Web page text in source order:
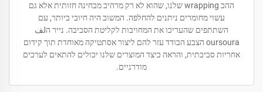
ההכ wrapping שלנו, שהוא לא רק מרהיב מבחינה חזותית אלא גם
עשוי מחומרים ניתנים להחלפה. המשוב היה חיובי ביותר, עם
השתתפים שהעריכו את המחויבות לקליטת הסביבה. נייר הلف
oursoura הצבע הבודד עזר להם ליצור אסתטיקה מאוחדת תוך קידום
אחריות סביבתית, והראה כיצד המוצרים שלנו יכולים להתאים לערכים
מודרניים.